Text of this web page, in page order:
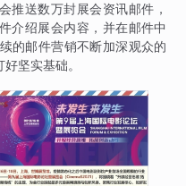
推送数万封展会资讯邮件，
介绍展会内容，并在邮件中
的邮件营销不断加深观众的
坚实基础。